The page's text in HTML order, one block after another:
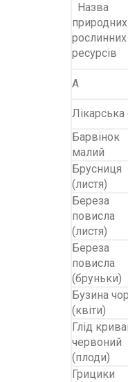
Назва
природних
рослинних
ресурсів
А
Лікарська
Барвінок
малий
Брусниця
(листя)
Береза
повисла
(листя)
Береза
повисла
(бруньки)
Бузина
(квіти)
Глід
червоний
(плоди)
Грицики